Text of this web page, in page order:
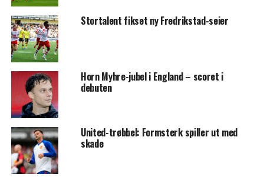
Stortalent fikset ny Fredrikstad-seier
Horn Myhre-jubel i England – scoret i
debuten
United-trøbbel: Formsterk spiller ut med
skade